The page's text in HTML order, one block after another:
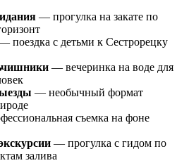
— прогулка на закате по
поездка с детьми к Сестрорецку
— вечеринка на воде для
— необычный формат
съемка на фоне
— прогулка с гидом по
залива